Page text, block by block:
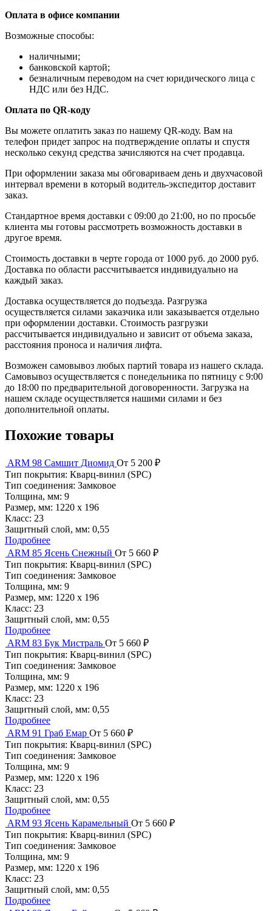
Оплата в офисе компании
Возможные способы:
наличными;
банковской картой;
безналичным переводом на счет юридического лица с
НДС или без НДС.
Оплата по QR-коду
Вы можете оплатить заказ по нашему QR-коду. Вам на
телефон придет запрос на подтверждение оплаты и спустя
несколько секунд средства зачисляются на счет продавца.
При оформлении заказа мы обговариваем день и двухчасовой
интервал времени в который водитель-экспедитор доставит
заказ.
Стандартное время доставки с 09:00 до 21:00, но по просьбе
клиента мы готовы рассмотреть возможность доставки в
другое время.
Стоимость доставки в черте города от 1000 руб. до 2000 руб.
Доставка по области рассчитывается индивидуально на
каждый заказ.
Доставка осуществляется до подъезда. Разгрузка
осуществляется силами заказчика или заказывается отдельно
при оформлении доставки. Стоимость разгрузки
рассчитывается индивидуально и зависит от объема заказа,
расстояния проноса и наличия лифта.
Возможен самовывоз любых партий товара из нашего склада.
Самовывоз осуществляется с понедельника по пятницу с 9:00
до 18:00 по предварительной договоренности. Загрузка на
нашем складе осуществляется нашими силами и без
дополнительной оплаты.
Похожие товары
ARM 98 Самшит Диомид От 5 200 ₽
Тип покрытия: Кварц-винил (SPC)
Тип соединения: Замковое
Толщина, мм: 9
Размер, мм: 1220 х 196
Класс: 23
Защитный слой, мм: 0,55
Подробнее
ARM 85 Ясень Снежный От 5 660 ₽
Тип покрытия: Кварц-винил (SPC)
Тип соединения: Замковое
Толщина, мм: 9
Размер, мм: 1220 х 196
Класс: 23
Защитный слой, мм: 0,55
Подробнее
ARM 83 Бук Мистраль От 5 660 ₽
Тип покрытия: Кварц-винил (SPC)
Тип соединения: Замковое
Толщина, мм: 9
Размер, мм: 1220 х 196
Класс: 23
Защитный слой, мм: 0,55
Подробнее
ARM 91 Граб Емар От 5 660 ₽
Тип покрытия: Кварц-винил (SPC)
Тип соединения: Замковое
Толщина, мм: 9
Размер, мм: 1220 х 196
Класс: 23
Защитный слой, мм: 0,55
Подробнее
ARM 93 Ясень Карамельный От 5 660 ₽
Тип покрытия: Кварц-винил (SPC)
Тип соединения: Замковое
Толщина, мм: 9
Размер, мм: 1220 х 196
Класс: 23
Защитный слой, мм: 0,55
Подробнее